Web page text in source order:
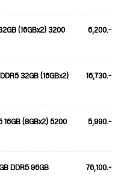
(16GBx2) 3200
6,200.-
32GB (16GBx2)
16,730.-
16GB (8GBx2) 5200
5,990.-
DDR5 96GB
76,100.-